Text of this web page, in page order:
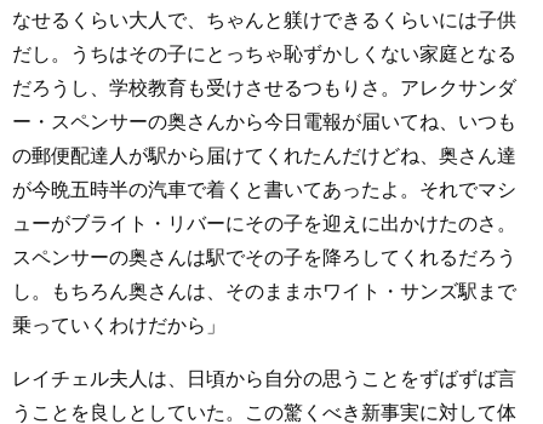
なせるくらい大人で、ちゃんと躾けできるくらいには子供
だし。うちはその子にとっちゃ恥ずかしくない家庭となる
だろうし、学校教育も受けさせるつもりさ。アレクサンダ
ー・スペンサーの奥さんから今日電報が届いてね、いつも
の郵便配達人が駅から届けてくれたんだけどね、奥さん達
が今晩五時半の汽車で着くと書いてあったよ。それでマシ
ューがブライト・リバーにその子を迎えに出かけたのさ。
スペンサーの奥さんは駅でその子を降ろしてくれるだろう
し。もちろん奥さんは、そのままホワイト・サンズ駅まで
乗っていくわけだから」
レイチェル夫人は、日頃から自分の思うことをずばずば言
うことを良しとしていた。この驚くべき新事実に対して体